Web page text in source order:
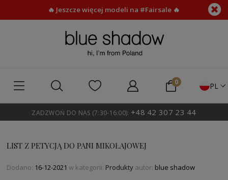
🔥 Jeszcze więcej modeli na #Fairsale 🔥
PL
ZADZWOŃ DO NAS (7:30-16:00): +48 42 307 23 44
LIST Z PETYCJĄ DO PANI MIKOŁAJOWEJ
Dodano: 16-12-2021 w kategorii: Produkty autor: blue shadow